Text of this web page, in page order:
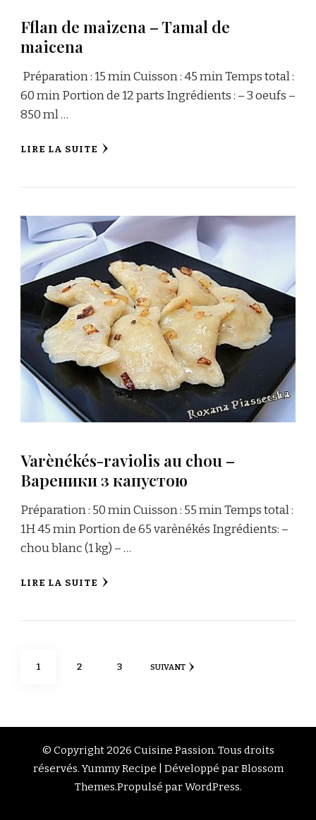
Fflan de maizena – Tamal de
maicena
Préparation : 15 min Cuisson : 45 min Temps total :
60 min Portion de 12 parts Ingrédients : – 3 oeufs –
850 ml …
LIRE LA SUITE
Varènékés-raviolis au chou –
Вареники з капустою
Préparation : 50 min Cuisson : 55 min Temps total :
1H 45 min Portion de 65 varènékés Ingrédients: –
chou blanc (1 kg) – …
LIRE LA SUITE
Navigation
PAGE
1 PAGE
2 PAGE
3 SUIVANT
© Copyright 2026 Cuisine Passion. Tous droits
réservés.Yummy Recipe | Développé parBlossom
Themes.Propulsé parWordPress.